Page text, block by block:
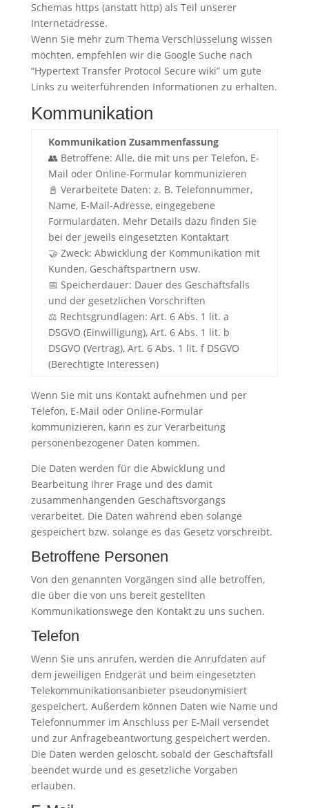
Schemas https (anstatt http) als Teil unserer
Internetadresse.
Wenn Sie mehr zum Thema Verschlüsselung wissen
möchten, empfehlen wir die Google Suche nach
“Hypertext Transfer Protocol Secure wiki” um gute
Links zu weiterführenden Informationen zu erhalten.
Kommunikation
Kommunikation Zusammenfassung
👥 Betroffene: Alle, die mit uns per Telefon, E-
Mail oder Online-Formular kommunizieren
📓 Verarbeitete Daten: z. B. Telefonnummer,
Name, E-Mail-Adresse, eingegebene
Formulardaten. Mehr Details dazu finden Sie
bei der jeweils eingesetzten Kontaktart
🤝 Zweck: Abwicklung der Kommunikation mit
Kunden, Geschäftspartnern usw.
📅 Speicherdauer: Dauer des Geschäftsfalls
und der gesetzlichen Vorschriften
⚖️ Rechtsgrundlagen: Art. 6 Abs. 1 lit. a
DSGVO (Einwilligung), Art. 6 Abs. 1 lit. b
DSGVO (Vertrag), Art. 6 Abs. 1 lit. f DSGVO
(Berechtigte Interessen)
Wenn Sie mit uns Kontakt aufnehmen und per
Telefon, E-Mail oder Online-Formular
kommunizieren, kann es zur Verarbeitung
personenbezogener Daten kommen.
Die Daten werden für die Abwicklung und
Bearbeitung Ihrer Frage und des damit
zusammenhängenden Geschäftsvorgangs
verarbeitet. Die Daten während eben solange
gespeichert bzw. solange es das Gesetz vorschreibt.
Betroffene Personen
Von den genannten Vorgängen sind alle betroffen,
die über die von uns bereit gestellten
Kommunikationswege den Kontakt zu uns suchen.
Telefon
Wenn Sie uns anrufen, werden die Anrufdaten auf
dem jeweiligen Endgerät und beim eingesetzten
Telekommunikationsanbieter pseudonymisiert
gespeichert. Außerdem können Daten wie Name und
Telefonnummer im Anschluss per E-Mail versendet
und zur Anfragebeantwortung gespeichert werden.
Die Daten werden gelöscht, sobald der Geschäftsfall
beendet wurde und es gesetzliche Vorgaben
erlauben.